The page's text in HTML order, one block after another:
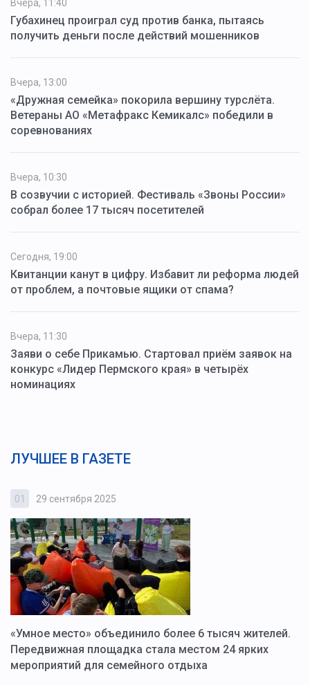
Вчера, 11:40
Губахинец проиграл суд против банка, пытаясь
получить деньги после действий мошенников
Вчера, 13:00
«Дружная семейка» покорила вершину турслёта.
Ветераны АО «Метафракс Кемикалс» победили в
соревнованиях
Вчера, 10:30
В созвучии с историей. Фестиваль «Звоны России»
собрал более 17 тысяч посетителей
Сегодня, 19:00
Квитанции канут в цифру. Избавит ли реформа людей
от проблем, а почтовые ящики от спама?
Вчера, 11:30
Заяви о себе Прикамью. Стартовал приём заявок на
конкурс «Лидер Пермского края» в четырёх
номинациях
ЛУЧШЕЕ В ГАЗЕТЕ
01 29 сентября 2025
«Умное место» объединило более 6 тысяч жителей.
Передвижная площадка стала местом 24 ярких
мероприятий для семейного отдыха